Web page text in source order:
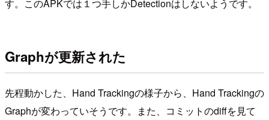
す。このAPKでは１つ手しかDetectionはしないようです。
Graphが更新された
先程動かした、Hand Trackingの様子から、Hand Trackingの
Graphが変わっていそうです。また、コミットのdiffを見て